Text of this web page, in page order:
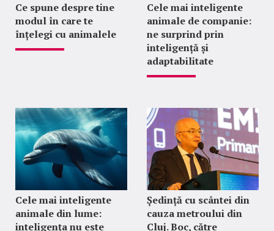
Ce spune despre tine
modul în care te
înțelegi cu animalele
Cele mai inteligente
animale de companie:
ne surprind prin
inteligență și
adaptabilitate
Cele mai inteligente
animale din lume:
inteligența nu este
Ședință cu scântei din
cauza metroului din
Cluj. Boc, către